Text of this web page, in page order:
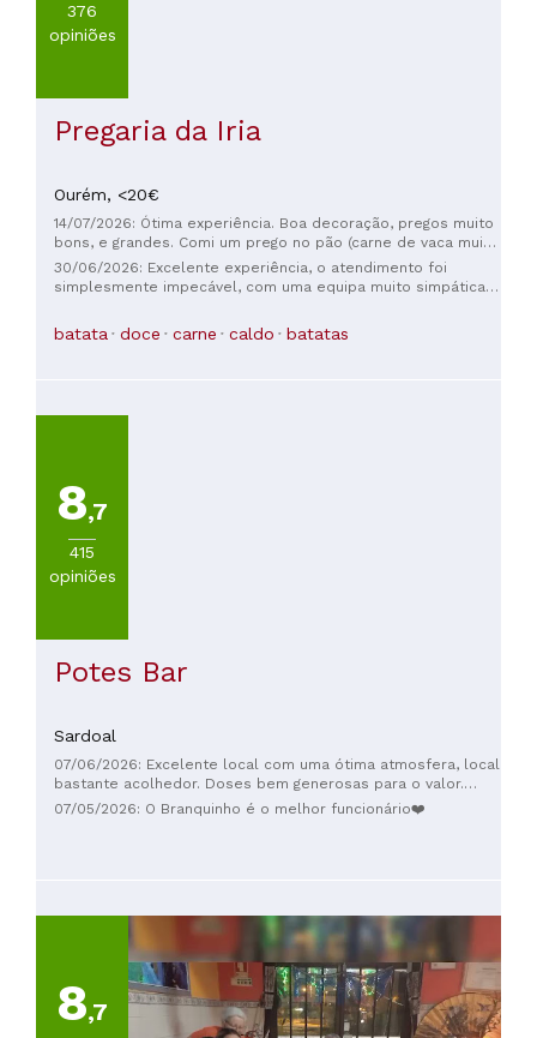
376
opiniões
Pregaria da Iria
Ourém, <20€
14/07/2026: Ótima experiência. Boa decoração, pregos muito
bons, e grandes. Comi um prego no pão (carne de vaca muito
tenra, tal como o pão), preços ajustados. Nada a apontar.
Recomendo.
30/06/2026: Excelente experiência, o atendimento foi
simplesmente impecável, com uma equipa muito simpática,
O prego em prato estava absolutamente delicioso: carne
muito tenra, saborosa e confeccionada no ponto certo. O
batata doce carne caldo batatas
8,7
415
opiniões
Potes Bar
Sardoal
07/06/2026: Excelente local com uma ótima atmosfera, local
bastante acolhedor. Doses bem generosas para o valor.
Agradecimento especial à(s) atendedor(as) Mariana(as)!
07/05/2026: O Branquinho é o melhor funcionário❤️
8,7